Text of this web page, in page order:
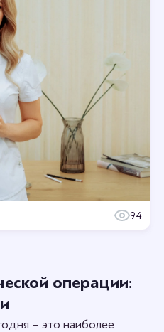
заболеваний.
длится около…
94
операции:
– это наиболее